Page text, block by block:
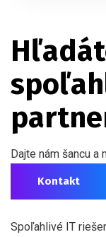
Dajte nám šancu
Kontakt
Spoľahlivé IT